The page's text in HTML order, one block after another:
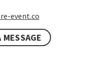
event.co
MESSAGE